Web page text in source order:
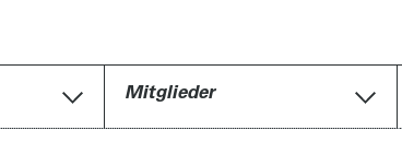
Mitglieder